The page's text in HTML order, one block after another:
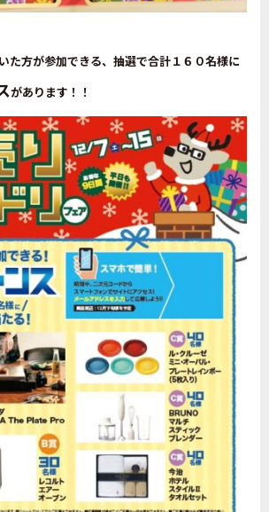
た方が参加できる、抽選で合計１６０名様に
があります！！